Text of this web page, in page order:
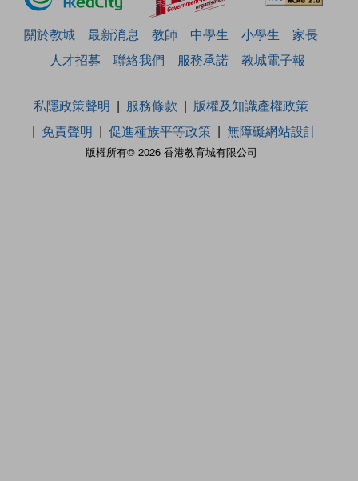
關於教城 最新消息 教師 中學生 小學生
家長
人才招募
聯絡我們 服務承諾 教城電子報
版權所有© 2026 香港教育城有限公司
私隱政策聲明 服務條款
版權及知識產權政策
免責聲明
促進種族平等政策 無障礙網站設計